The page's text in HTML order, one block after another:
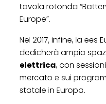
tavola rotonda
Europe”.
Nel 2017, infine, la ees
dedicherà ampio
elettrica, con
mercato e sui
statale in Europa.